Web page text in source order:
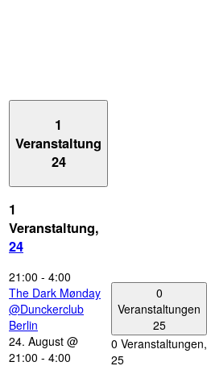
1
Veranstaltung
24
1
Veranstaltung,
24
21:00 - 4:00
The Dark Mønday
@Dunckerclub
Berlin
24. August @
21:00 - 4:00
0
Veranstaltungen
25
0 Veranstaltungen,
25